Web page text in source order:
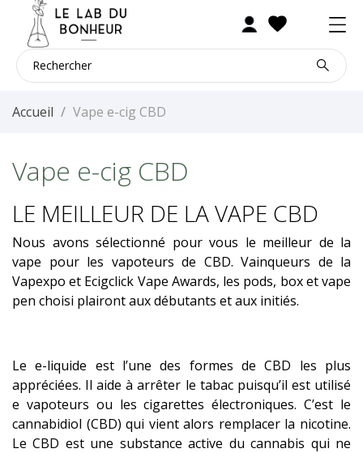
Accueil Vape e-cig CBD
Vape e-cig CBD
LE MEILLEUR DE LA VAPE CBD
Nous avons sélectionné pour vous le meilleur de la
vape pour les vapoteurs de CBD. Vainqueurs de la
Vapexpo et Ecigclick Vape Awards, les pods, box et vape
pen choisi plairont aux débutants et aux initiés.
Le e-liquide est l’une des formes de CBD les plus
appréciées. Il aide à arrêter le tabac puisqu’il est utilisé
e vapoteurs ou les cigarettes électroniques. C’est le
cannabidiol (CBD) qui vient alors remplacer la nicotine.
Le CBD est une substance active du cannabis qui ne